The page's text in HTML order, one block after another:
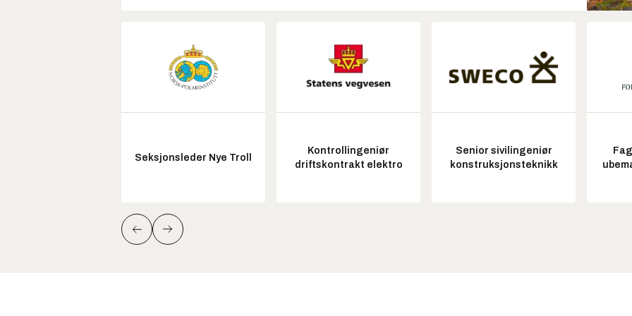
Seksjonsleder Nye Troll
Kontrollingeniør
driftskontrakt elektro
Senior sivilingeniør
konstruksjonsteknikk